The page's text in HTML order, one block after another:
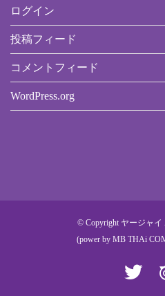
ログイン
投稿フィード
コメントフィード
WordPress.org
© Copyright ヤージャイ
(power by MB THAi